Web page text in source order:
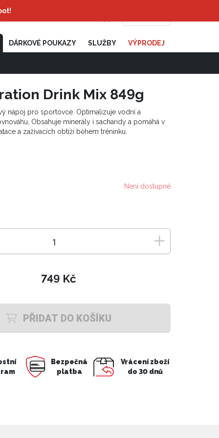
DÁRKOVÉ POUKAZY SLUŽBY VÝPRODEJ
Drink Mix 849g
nápoj pro sportovce. Optimalizuje vodní a
Obsahuje minerály i sacharidy a pomáhá v
a zažívacích obtíží během tréninku.
Není dostupné
749 Kč
PŘIDAT DO KOŠÍKU
Bezpečná
platba
Vrácení zboží
do 30 dnů